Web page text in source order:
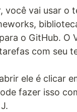
você vai usar o
o GitHub. O
com seu
ele é clicar
fazer isso